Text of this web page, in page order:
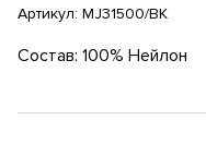
Артикул: MJ31500/BK
Состав: 100% Нейлон